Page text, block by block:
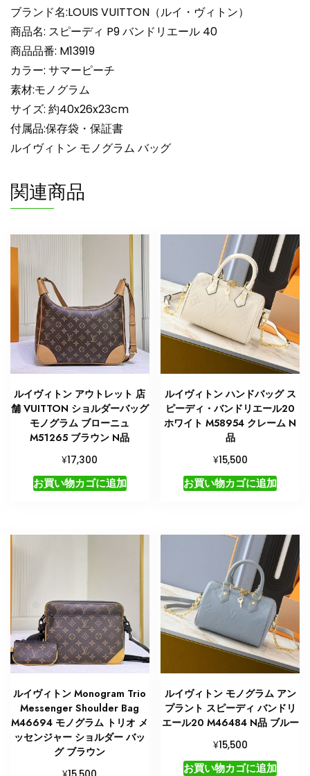
ム
サ
マ
ー
ピ
ー
チ
M13919
ボ
ン
バ
品
ブランド名:LOUIS VUITTON（ルイ・ヴィトン）
商品名: スピーディ P9 バンドリエール 40
商品品番: M13919
カラー: サマーピーチ
素材:モノグラム
サイズ: 約40x26x23cm
付属品:保存袋・保証書
ルイヴィトン モノグラム バッグ
関連商品
ルイヴィトン アウトレット 店
舗 VUITTON ショルダーバッグ
モノグラム ブローニュ
M51265 ブラウン N品
¥17,300
お買い物カゴに追加
ルイヴィトン ハンドバッグ ス
ピーディ・バンドリエール20
ホワイト M58954 クレーム N
品
¥15,500
お買い物カゴに追加
ルイヴィトン Monogram Trio
Messenger Shoulder Bag
M46694 モノグラム トリオ メ
ッセンジャー ショルダー バッ
グ ブラウン
ルイヴィトン モノグラム アン
プラント スピーディ バンドリ
エール20 M46484 N品 ブルー
¥15,500
お買い物カゴに追加